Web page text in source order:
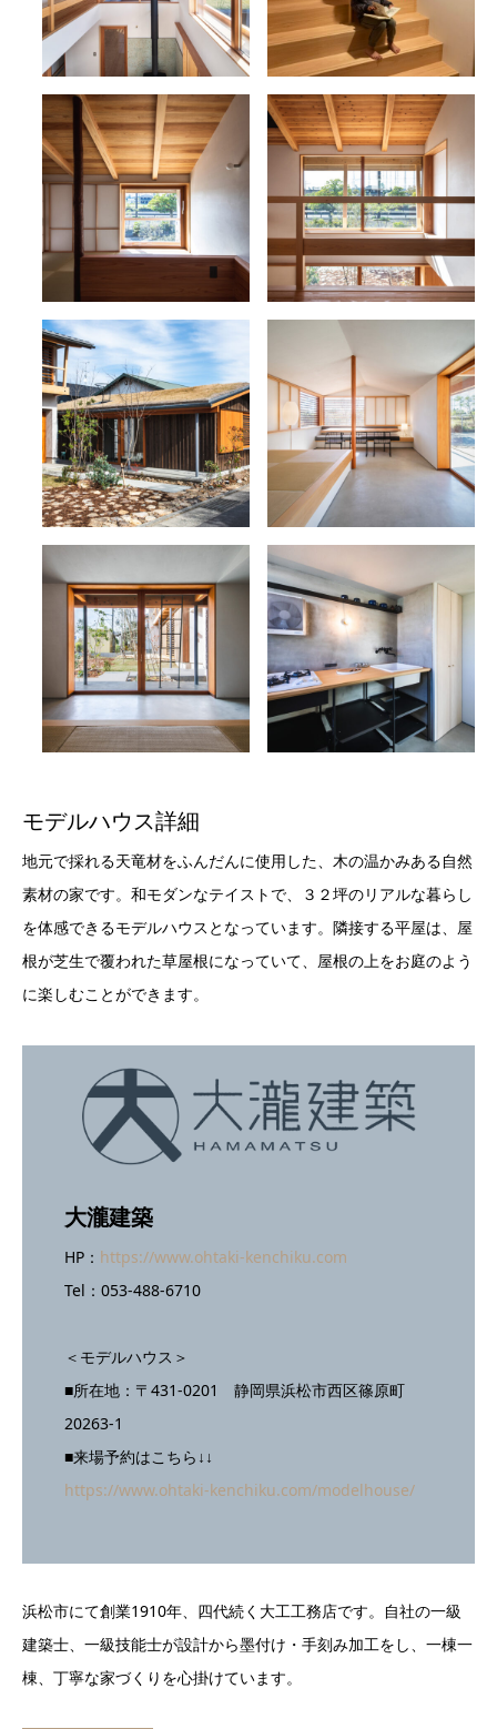
モデルハウス詳細
地元で採れる天竜材をふんだんに使用した、木の温かみある自然
素材の家です。和モダンなテイストで、３２坪のリアルな暮らし
を体感できるモデルハウスとなっています。隣接する平屋は、屋
根が芝生で覆われた草屋根になっていて、屋根の上をお庭のよう
に楽しむことができます。
大瀧建築
HP： https://www.ohtaki-kenchiku.com
Tel：053-488-6710
＜モデルハウス＞
■所在地：〒431-0201 静岡県浜松市西区篠原町
20263-1
■来場予約はこちら↓↓
https://www.ohtaki-kenchiku.com/modelhouse/
浜松市にて創業1910年、四代続く大工工務店です。自社の一級
建築士、一級技能士が設計から墨付け・手刻み加工をし、一棟一
棟、丁寧な家づくりを心掛けています。